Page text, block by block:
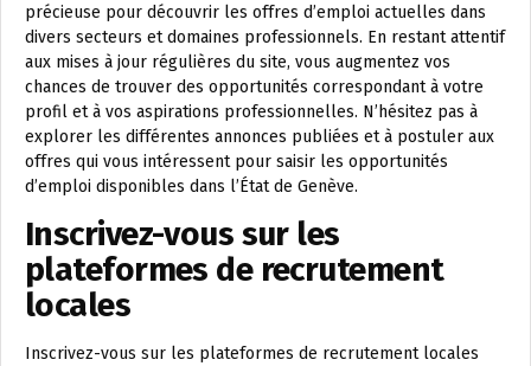
précieuse pour découvrir les offres d’emploi actuelles dans
divers secteurs et domaines professionnels. En restant attentif
aux mises à jour régulières du site, vous augmentez vos
chances de trouver des opportunités correspondant à votre
profil et à vos aspirations professionnelles. N’hésitez pas à
explorer les différentes annonces publiées et à postuler aux
offres qui vous intéressent pour saisir les opportunités
d’emploi disponibles dans l’État de Genève.
Inscrivez-vous sur les
plateformes de recrutement
locales
Inscrivez-vous sur les plateformes de recrutement locales